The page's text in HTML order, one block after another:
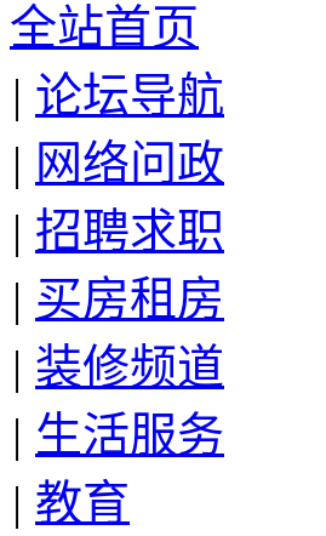
全站首页
| 论坛导航
| 网络问政
| 招聘求职
| 买房租房
| 装修频道
| 生活服务
| 教育